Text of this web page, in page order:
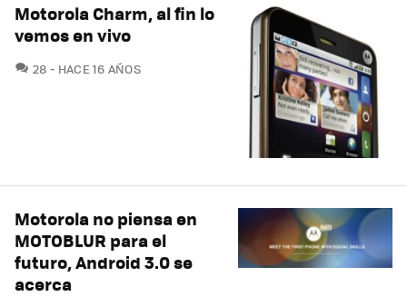
Motorola Charm, al fin lo
vemos en vivo
28 COMENTARIOS
HACE 16 AÑOS
Motorola no piensa en
MOTOBLUR para el
futuro, Android 3.0 se
acerca